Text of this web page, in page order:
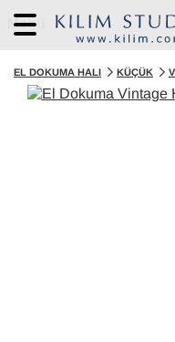
Menü
EL DOKUMA HALI KÜÇÜK